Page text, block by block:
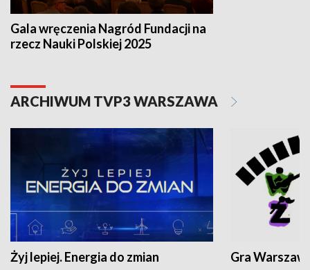
Gala wręczenia Nagród Fundacji na
rzecz Nauki Polskiej 2025
ARCHIWUM TVP3 WARSZAWA
Żyj lepiej. Energia do zmian Gra